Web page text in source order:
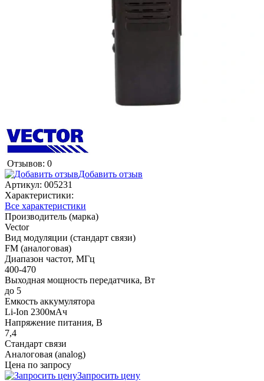
Отзывов: 0
Добавить отзыв
Артикул: 005231
Характеристики:
Все характеристики
Производитель (марка)
Vector
Вид модуляции (стандарт связи)
FM (аналоговая)
Диапазон частот, МГц
400-470
Выходная мощность передатчика, Вт
до 5
Емкость аккумулятора
Li-Ion 2300мАч
Напряжение питания, В
7,4
Стандарт связи
Аналоговая (analog)
Цена по запросу
Запросить цену